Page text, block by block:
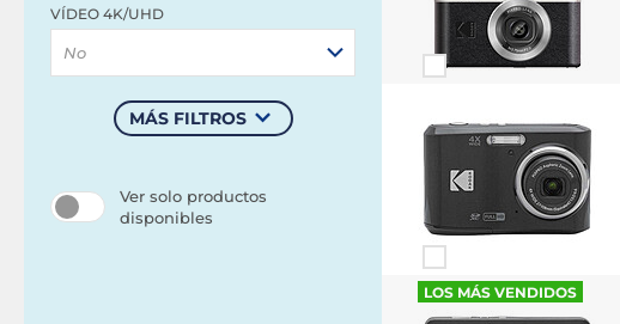
VÍDEO 4K/UHD
No
MÁS FILTROS
Ver solo productos
disponibles
LOS MÁS VENDIDOS